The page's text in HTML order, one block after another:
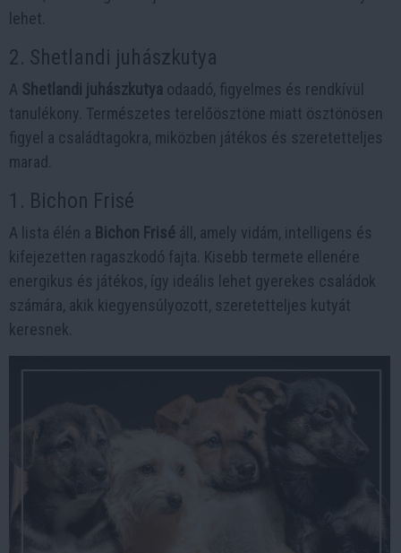
lehet.
2. Shetlandi juhászkutya
A Shetlandi juhászkutya odaadó, figyelmes és rendkívül
tanulékony. Természetes terelőösztöne miatt ösztönösen
figyel a családtagokra, miközben játékos és szeretetteljes
marad.
1. Bichon Frisé
A lista élén a Bichon Frisé áll, amely vidám, intelligens és
kifejezetten ragaszkodó fajta. Kisebb termete ellenére
energikus és játékos, így ideális lehet gyerekes családok
számára, akik kiegyensúlyozott, szeretetteljes kutyát
keresnek.